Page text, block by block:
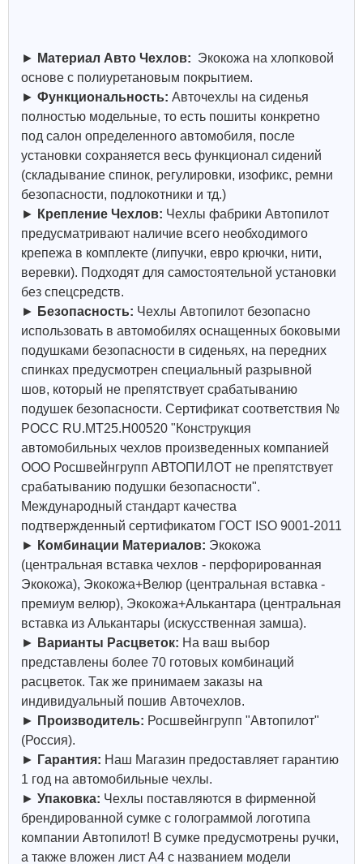
► Материал Авто Чехлов: Экокожа на хлопковой
основе с полиуретановым покрытием.
► Функциональность: Авточехлы на сиденья
полностью модельные, то есть пошиты конкретно
под салон определенного автомобиля, после
установки сохраняется весь функционал сидений
(складывание спинок, регулировки, изофикс, ремни
безопасности, подлокотники и тд.)
► Крепление Чехлов: Чехлы фабрики Автопилот
предусматривают наличие всего необходимого
крепежа в комплекте (липучки, евро крючки, нити,
веревки). Подходят для самостоятельной установки
без спецсредств.
► Безопасность: Чехлы Автопилот безопасно
использовать в автомобилях оснащенных боковыми
подушками безопасности в сиденьях, на передних
спинках предусмотрен специальный разрывной
шов, который не препятствует срабатыванию
подушек безопасности. Сертификат соответствия №
РОСС RU.МТ25.Н00520 "Конструкция
автомобильных чехлов произведенных компанией
ООО Росшвейнгрупп АВТОПИЛОТ не препятствует
срабатыванию подушки безопасности".
Международный стандарт качества
подтвержденный сертификатом ГОСТ ISO 9001-2011
► Комбинации Материалов: Экокожа
(центральная вставка чехлов - перфорированная
Экокожа), Экокожа+Велюр (центральная вставка -
премиум велюр), Экокожа+Алькантара (центральная
вставка из Алькантары (искусственная замша).
► Варианты Расцветок: На ваш выбор
представлены более 70 готовых комбинаций
расцветок. Так же принимаем заказы на
индивидуальный пошив Авточехлов.
► Производитель: Росшвейнгрупп "Автопилот"
(Россия).
► Гарантия: Наш Магазин предоставляет гарантию
1 год на автомобильные чехлы.
► Упаковка: Чехлы поставляются в фирменной
брендированной сумке с голограммой логотипа
компании Автопилот! В сумке предусмотрены ручки,
а также вложен лист А4 с названием модели